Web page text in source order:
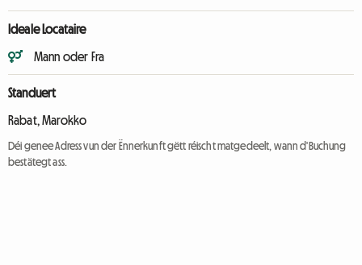
Ideale Locataire
Mann oder Fra
Standuert
Rabat, Marokko
Déi genee Adress vun der Ënnerkunft gëtt réischt matgedeelt, wann d'Buchung
bestätegt ass.